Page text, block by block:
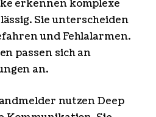
erkennen komplexe
Sie unterscheiden
und Fehlalarmen.
passen sich an
an.
nutzen Deep